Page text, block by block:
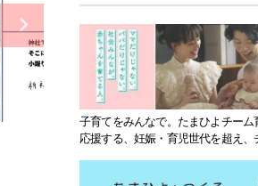
子育てをみんなで。たまひよチー
応援する、妊娠・育児世代を超え、